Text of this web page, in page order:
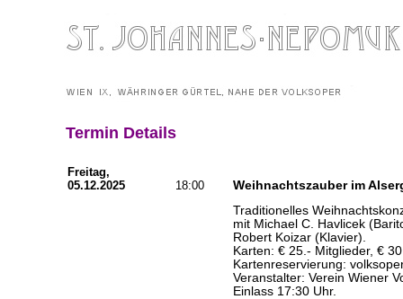
Termin Details
Freitag,
05.12.2025
18:00
Weihnachtszauber im
Traditionelles
mit Michael C. Havlicek
Robert Koizar (Klavier).
Karten: € 25.- Mitglieder, €
Kartenreservierung:
Veranstalter: Verein Wiener
Einlass 17:30 Uhr.